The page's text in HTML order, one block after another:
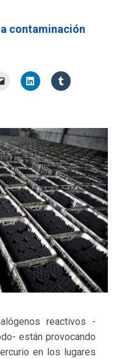
contaminación
reactivos -
están provocando
en los lugares